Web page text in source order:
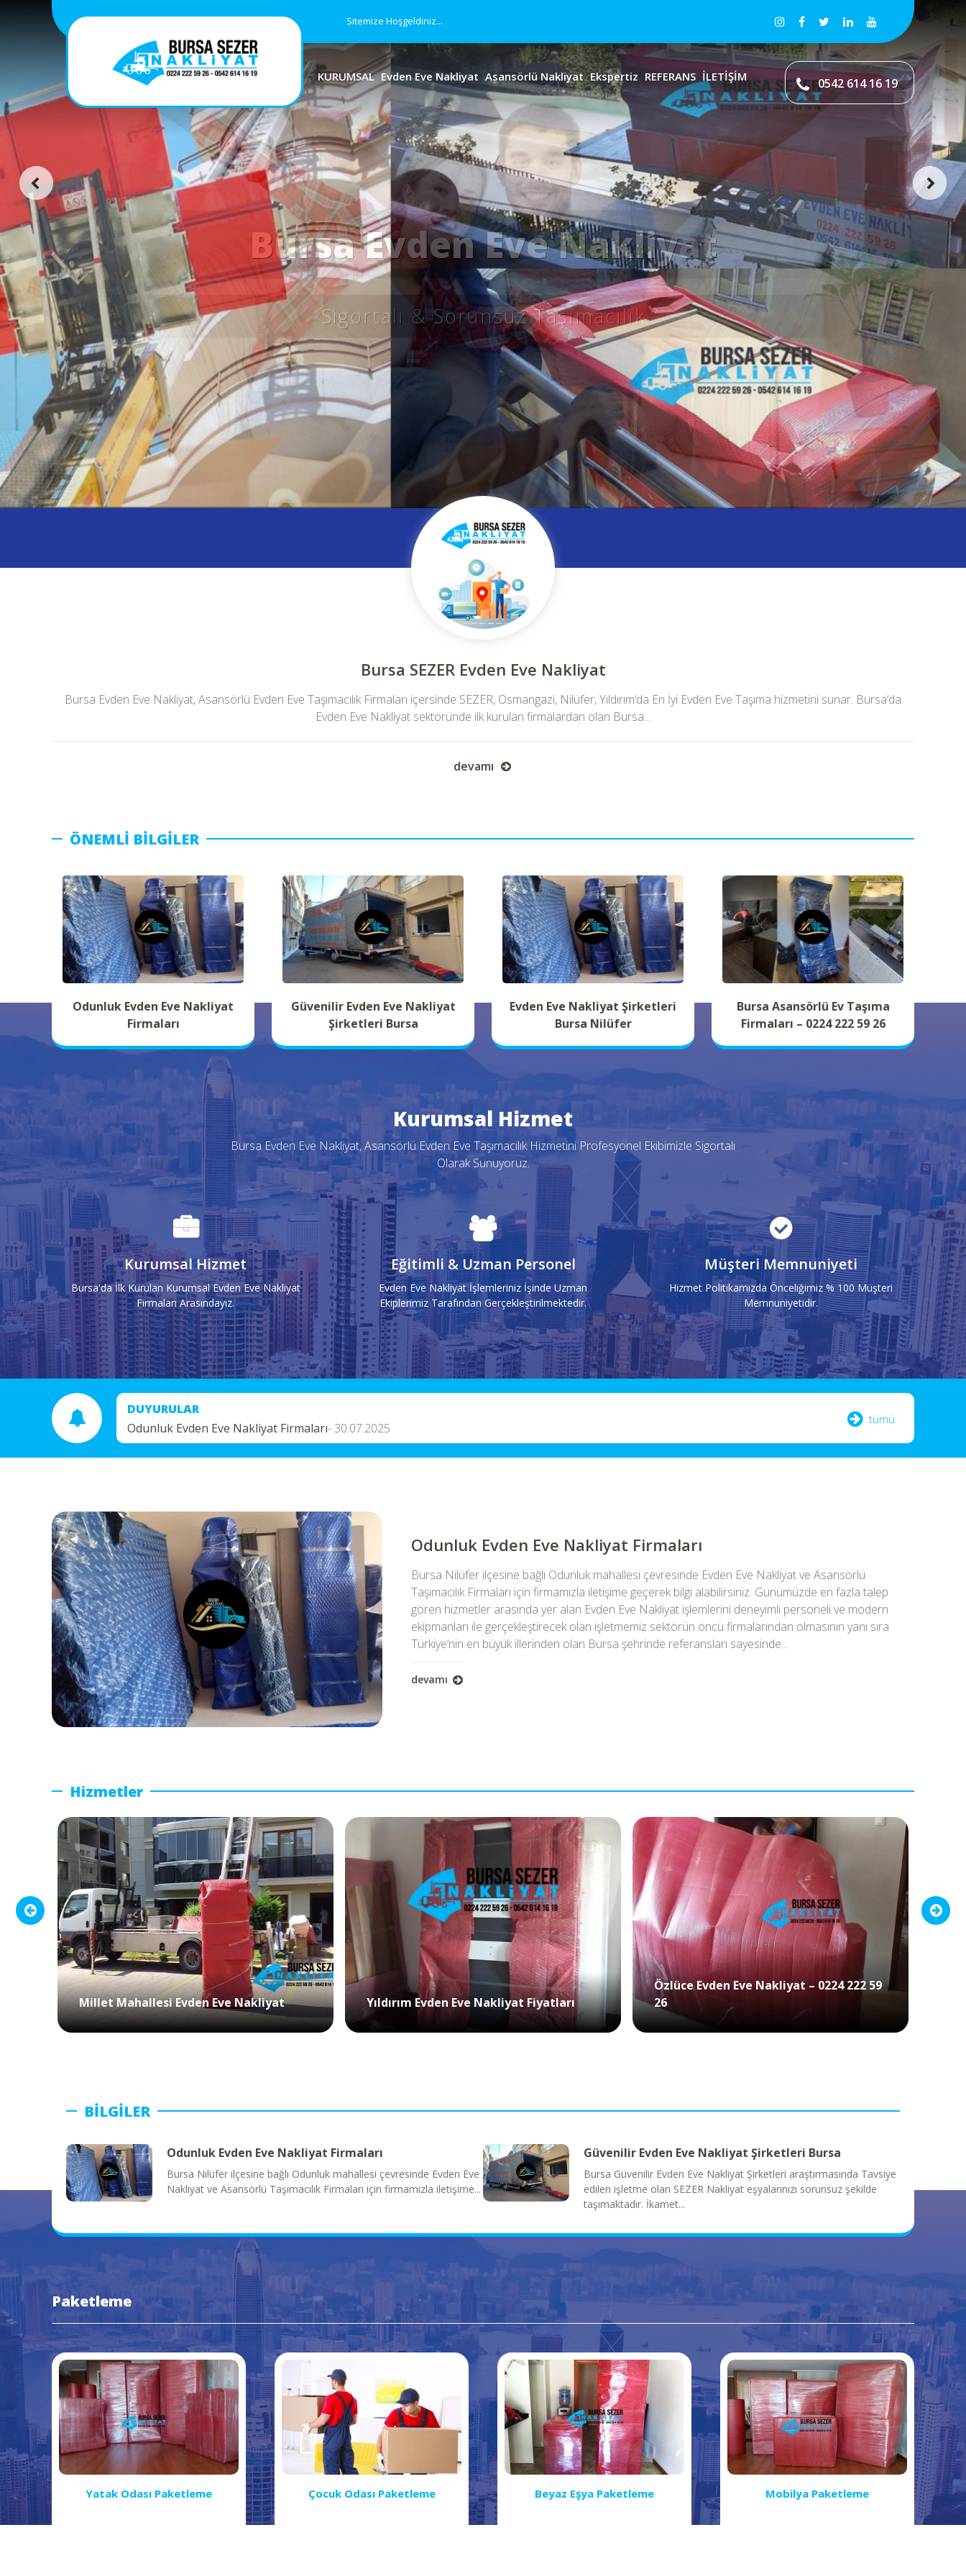
Sitemize Hoşgeldiniz...
KURUMSAL Evden Eve Nakliyat Asansörlü Nakliyat Ekspertiz REFERANS İLETİŞİM 0542 614 16 19
Asansörlü Evden Eve Nakliyat
Profesyonel Asansörlü Evden Eve Taşımacılık
Bursa SEZER Evden Eve Nakliyat
Bursa Evden Eve Nakliyat, Asansörlü Evden Eve Taşımacılık Firmaları içersinde SEZER, Osmangazi, Nilüfer, Yıldırım‘da En İyi Evden Eve Taşıma hizmetini sunar. Bursa‘da
Evden Eve Nakliyat sektöründe ilk kurulan firmalardan olan Bursa...
devamı
ÖNEMLİ BİLGİLER
Odunluk Evden Eve Nakliyat
Firmaları
Güvenilir Evden Eve Nakliyat
Şirketleri Bursa
Evden Eve Nakliyat Şirketleri
Bursa Nilüfer
Bursa Asansörlü Ev Taşıma
Firmaları – 0224 222 59 26
Kurumsal Hizmet
Bursa Evden Eve Nakliyat, Asansörlü Evden Eve Taşımacılık Hizmetini Profesyonel Ekibimizle Sigortalı
Olarak Sunuyoruz.
Kurumsal Hizmet
Bursa'da İlk Kurulan Kurumsal Evden Eve Nakliyat
Firmaları Arasındayız.
Eğitimli & Uzman Personel
Evden Eve Nakliyat İşlemleriniz İşinde Uzman
Ekiplerimiz Tarafından Gerçekleştirilmektedir.
Müşteri Memnuniyeti
Hizmet Politikamızda Önceliğimiz % 100 Müşteri
Memnuniyetidir.
DUYURULAR
Odunluk Evden Eve Nakliyat Firmaları- 30.07.2025
Güvenilir Evden Eve Nakliyat Şirketleri Bursa- 21.03.2025
tümü
Odunluk Evden Eve Nakliyat Firmaları
Bursa Nilüfer ilçesine bağlı Odunluk mahallesi çevresinde Evden Eve Nakliyat ve Asansörlü
Taşımacılık Firmaları için firmamızla iletişime geçerek bilgi alabilirsiniz. Günümüzde en fazla talep
gören hizmetler arasında yer alan Evden Eve Nakliyat işlemlerini deneyimli personeli ve modern
ekipmanları ile gerçekleştirecek olan işletmemiz sektörün öncü firmalarından olmasının yanı sıra
Türkiye’nin en büyük illerinden olan Bursa şehrinde referansları sayesinde...
devamı
Hizmetler
Millet Mahallesi Evden Eve Nakliyat Yıldırım Evden Eve Nakliyat Fiyatları
Özlüce Evden Eve Nakliyat – 0224 222 59
26
BİLGİLER
Odunluk Evden Eve Nakliyat Firmaları
Bursa Nilüfer ilçesine bağlı Odunluk mahallesi çevresinde Evden Eve
Nakliyat ve Asansörlü Taşımacılık Firmaları için firmamızla iletişime...
Güvenilir Evden Eve Nakliyat Şirketleri Bursa
Bursa Güvenilir Evden Eve Nakliyat Şirketleri araştırmasında Tavsiye
edilen işletme olan SEZER Nakliyat eşyalarınızı sorunsuz şekilde
taşımaktadır. İkamet...
Paketleme
Yatak Odası Paketleme Çocuk Odası Paketleme Beyaz Eşya Paketleme Mobilya Paketleme